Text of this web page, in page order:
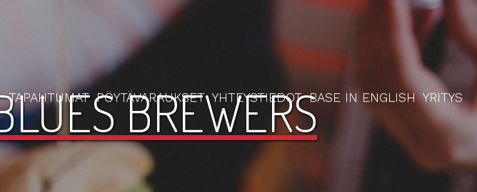
TAPAHTUMAT PÖYTÄVARAUKSET YHTEYSTIEDOT BASE IN ENGLISH YRITYS
BREWERS